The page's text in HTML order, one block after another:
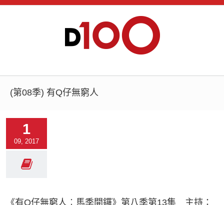
(第08季) 有Q仔無窮人
1
09, 2017
《有Q仔無窮人︰馬季開鑼》第八季第13集 主持：